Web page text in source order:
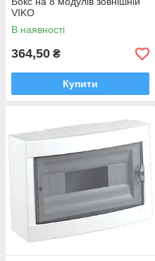
VIKO
В наявності
364,50 ₴
Купити